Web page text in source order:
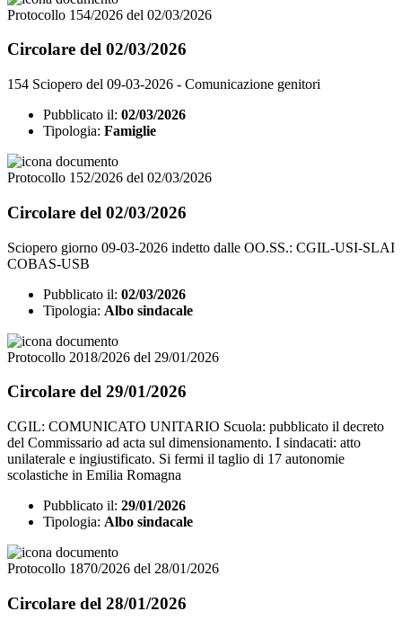
Protocollo 154/2026 del 02/03/2026
Circolare del 02/03/2026
154 Sciopero del 09-03-2026 - Comunicazione genitori
Pubblicato il: 02/03/2026
Tipologia: Famiglie
Protocollo 152/2026 del 02/03/2026
Circolare del 02/03/2026
Sciopero giorno 09-03-2026 indetto dalle OO.SS.: CGIL-USI-SLAI
COBAS-USB
Pubblicato il: 02/03/2026
Tipologia: Albo sindacale
Protocollo 2018/2026 del 29/01/2026
Circolare del 29/01/2026
CGIL: COMUNICATO UNITARIO Scuola: pubblicato il decreto
del Commissario ad acta sul dimensionamento. I sindacati: atto
unilaterale e ingiustificato. Si fermi il taglio di 17 autonomie
scolastiche in Emilia Romagna
Pubblicato il: 29/01/2026
Tipologia: Albo sindacale
Protocollo 1870/2026 del 28/01/2026
Circolare del 28/01/2026